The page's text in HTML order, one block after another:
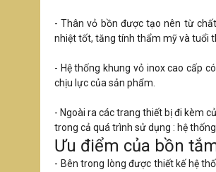
- Thân vỏ bồn được tạo nên từ
nhiệt tốt, tăng tính thẩm mỹ và tuổi
- Hệ thống khung vỏ inox cao cấp
chịu lực của sản phẩm.
- Ngoài ra các trang thiết bị đi kèm
trong cả quá trình sử dụng : hệ
Ưu điểm của bồn
- Bên trong lòng được thiết kế hệ